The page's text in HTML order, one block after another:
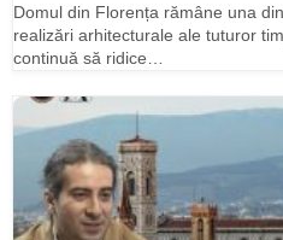
Domul din Florența rămâne una
realizări arhitecturale ale tuturor
continuă să ridice…